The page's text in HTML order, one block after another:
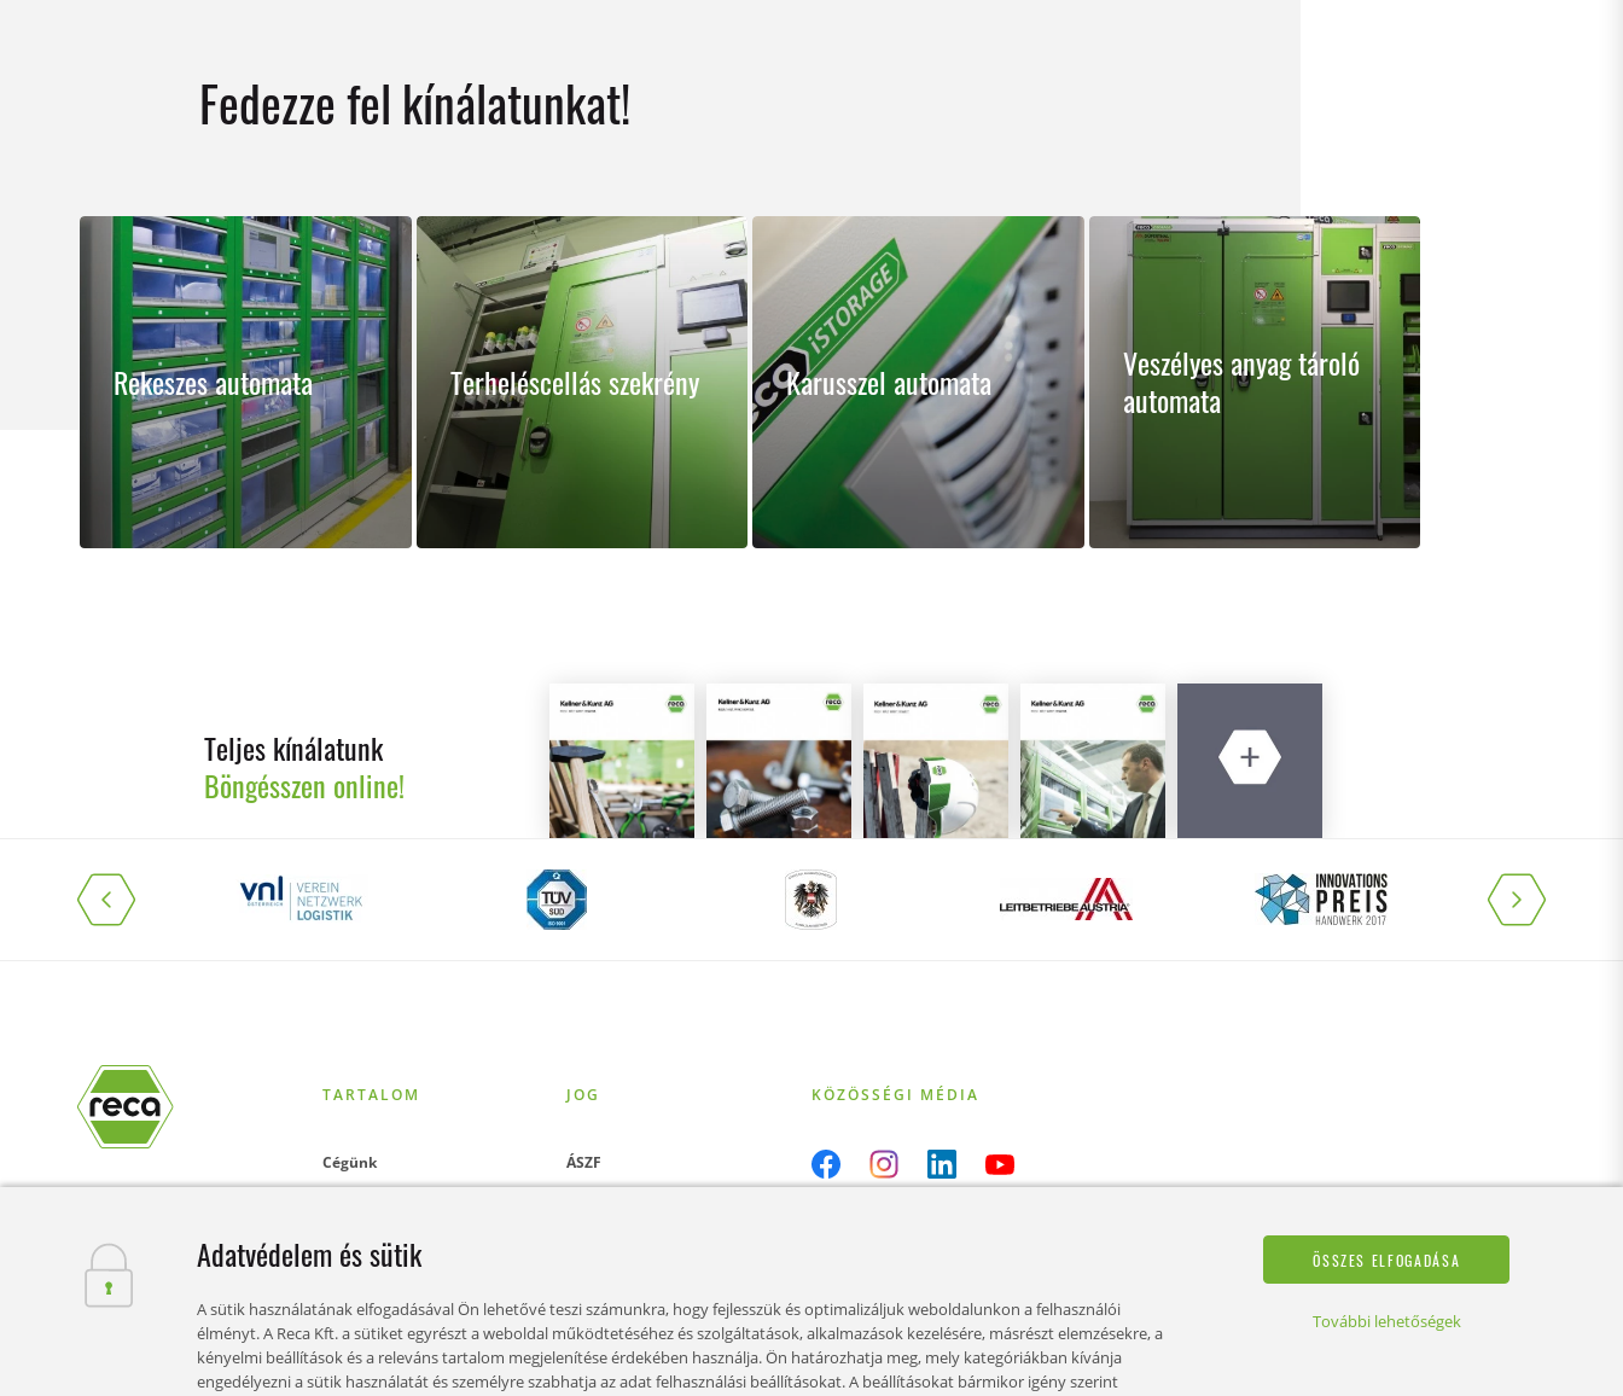
Fedezze fel kínálatunkat!
Rekeszes automata Terheléscellás szekrény Karusszel automata
Veszélyes anyag tároló
automata
Teljes kínálatunk
Böngésszen online!
TARTALOM
Cégünk
Szolgáltatások
Aktualitások
Karrier
JOG
ÁSZF
Impresszum
Sütik
KÖZÖSSÉGI MÉDIA
Adatvédelem és sütik
A sütik használatának elfogadásával Ön lehetővé teszi számunkra, hogy fejlesszük és optimalizáljuk weboldalunkon a felhasználói
élményt. A Reca Kft. a sütiket egyrészt a weboldal működtetéséhez és szolgáltatások, alkalmazások kezelésére, másrészt elemzésekre, a
kényelmi beállítások és a releváns tartalom megjelenítése érdekében használja. Ön határozhatja meg, mely kategóriákban kívánja
engedélyezni a sütik használatát és személyre szabhatja az adat felhasználási beállításokat. A beállításokat bármikor igény szerint
ÖSSZES ELFOGADÁSA
További lehetőségek